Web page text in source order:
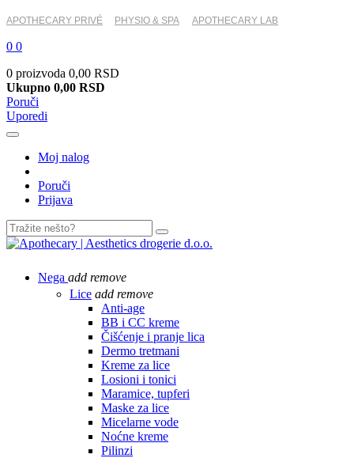
APOTHECARY PRIVÉ PHYSIO & SPA APOTHECARY LAB
0 0
0 proizvoda 0,00 RSD
Ukupno 0,00 RSD
Poruči
Uporedi
Moj nalog
Poruči
Prijava
Nega add remove
Lice add remove
Anti-age
BB i CC kreme
Čišćenje i pranje lica
Dermo tretmani
Kreme za lice
Losioni i tonici
Maramice, tupferi
Maske za lice
Micelarne vode
Noćne kreme
Pilinzi